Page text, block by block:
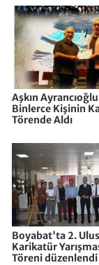
Aşkın
Binlerce Kişinin
Törende Aldı
Boyabat'ta 2.
Karikatür
Töreni düzenlendi